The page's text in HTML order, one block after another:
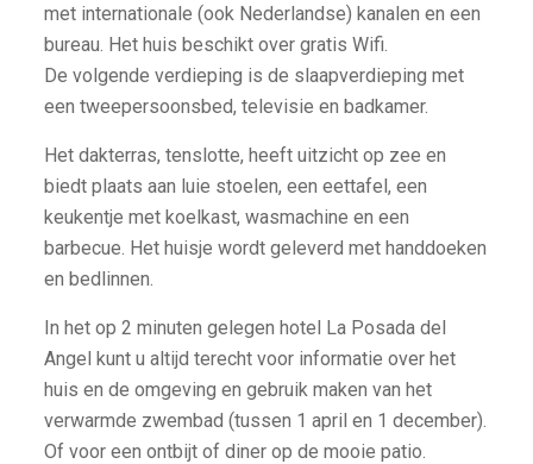
met internationale (ook Nederlandse) kanalen en een
bureau. Het huis beschikt over gratis Wifi.
De volgende verdieping is de slaapverdieping met
een tweepersoonsbed, televisie en badkamer.
Het dakterras, tenslotte, heeft uitzicht op zee en
biedt plaats aan luie stoelen, een eettafel, een
keukentje met koelkast, wasmachine en een
barbecue. Het huisje wordt geleverd met handdoeken
en bedlinnen.
In het op 2 minuten gelegen hotel La Posada del
Angel kunt u altijd terecht voor informatie over het
huis en de omgeving en gebruik maken van het
verwarmde zwembad (tussen 1 april en 1 december).
Of voor een ontbijt of diner op de mooie patio.